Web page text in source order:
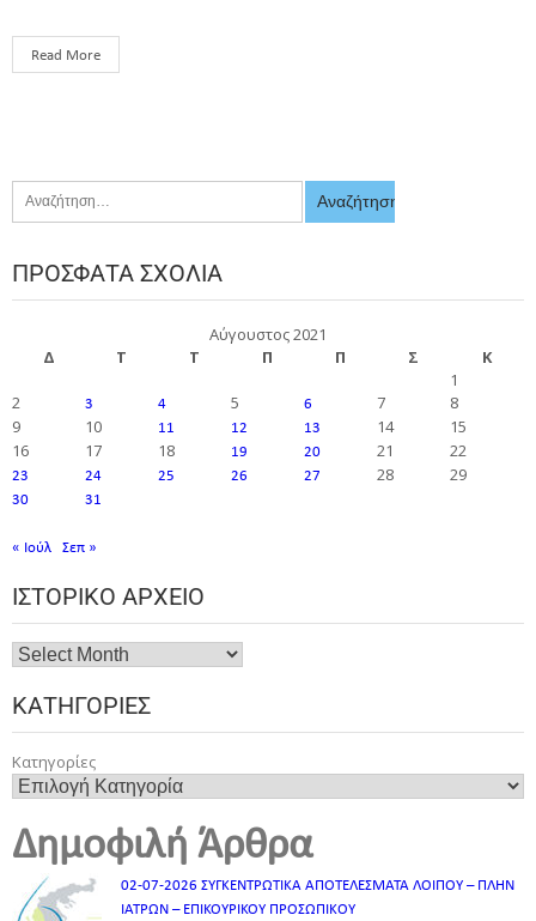
Read More
ΠΡΌΣΦΑΤΑ ΣΧΌΛΙΑ
Αύγουστος 2021
Δ
Τ Τ Π Π Σ
Κ
1
2
3 4 5 6 7
8
9
10 11 12 13 14
15
16
17 18 19 20 21 22
23 24 25 26 27 28 29
30 31
« Ιούλ Σεπ »
ΙΣΤΟΡΙΚΌ ΑΡΧΕΊΟ
ΚΑΤΗΓΟΡΊΕΣ
Κατηγορίες
Δημοφιλή Άρθρα
02-07-2026 ΣΥΓΚΕΝΤΡΩΤΙΚΑ ΑΠΟΤΕΛΕΣΜΑΤΑ ΛΟΙΠΟΥ – ΠΛΗΝ
ΙΑΤΡΩΝ – ΕΠΙΚΟΥΡΙΚΟΥ ΠΡΟΣΩΠΙΚOY